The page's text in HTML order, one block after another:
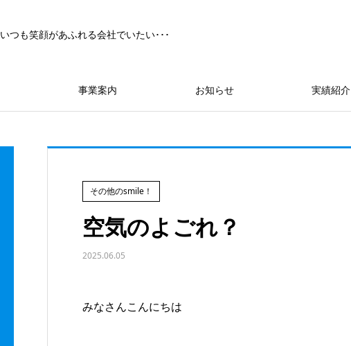
いつも笑顔があふれる会社でいたい･･･
事業案内 お知らせ 実績紹介
その他のsmile！
空気のよごれ？
2025.06.05
みなさんこんにちは